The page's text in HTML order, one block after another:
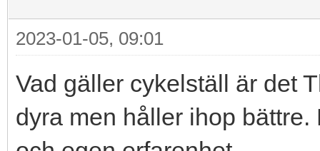
2023-01-05, 09:01
Vad gäller cykelställ är det
dyra men håller ihop